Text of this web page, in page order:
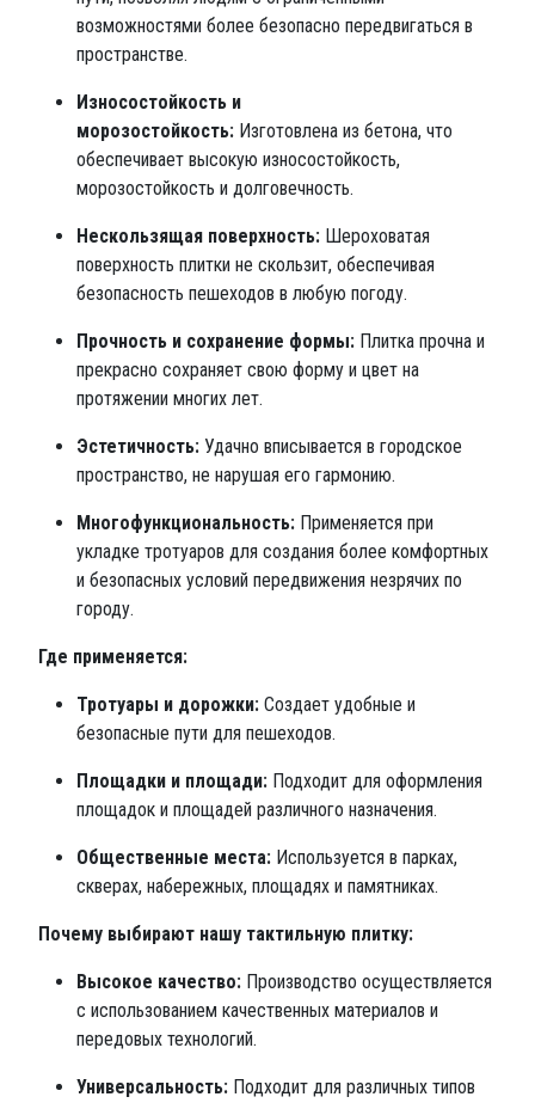
возможностями более безопасно передвигаться в
пространстве.
Износостойкость и
морозостойкость: Изготовлена из бетона, что
обеспечивает высокую износостойкость,
морозостойкость и долговечность.
Нескользящая поверхность: Шероховатая
поверхность плитки не скользит, обеспечивая
безопасность пешеходов в любую погоду.
Прочность и сохранение формы: Плитка прочна и
прекрасно сохраняет свою форму и цвет на
протяжении многих лет.
Эстетичность: Удачно вписывается в городское
пространство, не нарушая его гармонию.
Многофункциональность: Применяется при
укладке тротуаров для создания более комфортных
и безопасных условий передвижения незрячих по
городу.
Где применяется:
Тротуары и дорожки: Создает удобные и
безопасные пути для пешеходов.
Площадки и площади: Подходит для оформления
площадок и площадей различного назначения.
Общественные места: Используется в парках,
скверах, набережных, площадях и памятниках.
Почему выбирают нашу тактильную плитку:
Высокое качество: Производство осуществляется
с использованием качественных материалов и
передовых технологий.
Универсальность: Подходит для различных типов